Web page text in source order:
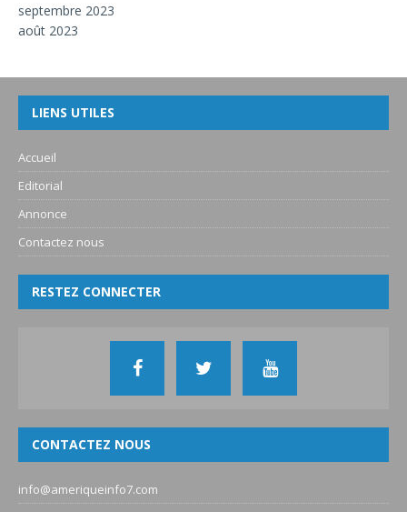
septembre 2023
août 2023
LIENS UTILES
Accueil
Editorial
Annonce
Contactez nous
RESTEZ CONNECTER
CONTACTEZ NOUS
info@ameriqueinfo7.com